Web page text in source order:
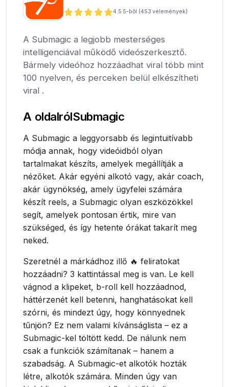
4.5 5-ből (453 vélemények)
A Submagic a legjobb mesterséges
intelligenciával működő videószerkesztő.
Bármely videóhoz hozzáadhat viral több mint
100 nyelven, és perceken belül elkészítheti
viral .
A oldalrólSubmagic
A Submagic a leggyorsabb és legintuitívabb
módja annak, hogy videóidból olyan
tartalmakat készíts, amelyek megállítják a
nézőket. Akár egyéni alkotó vagy, akár coach,
akár ügynökség, amely ügyfelei számára
készít reels, a Submagic olyan eszközökkel
segít, amelyek pontosan értik, mire van
szükséged, és így hetente órákat takarít meg
neked.
Szeretnél a márkádhoz illő 🔥 feliratokat
hozzáadni? 3 kattintással meg is van. Le kell
vágnod a klipeket, b-roll kell hozzáadnod,
háttérzenét kell betenni, hanghatásokat kell
szórni, és mindezt úgy, hogy könnyednek
tűnjön? Ez nem valami kívánságlista – ez a
Submagic-kel töltött kedd. De nálunk nem
csak a funkciók számítanak – hanem a
szabadság. A Submagic-et alkotók hozták
létre, alkotók számára. Minden úgy van